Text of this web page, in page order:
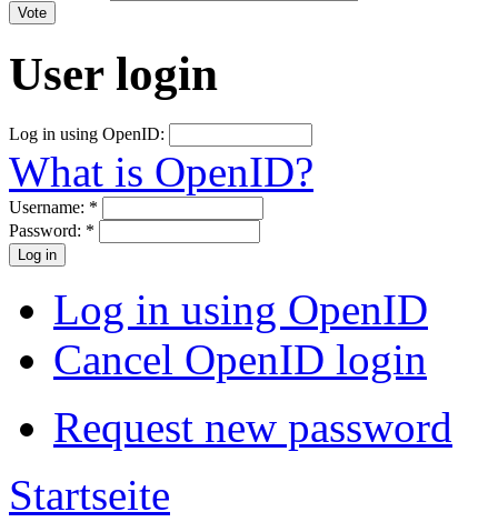
User login
Log in using OpenID:
What is OpenID?
Username: *
Password: *
Log in using OpenID
Cancel OpenID login
Request new password
Startseite